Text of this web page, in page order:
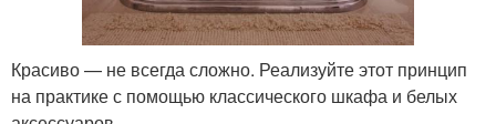
Красиво — не всегда сложно. Реализуйте этот принцип
на практике с помощью классического шкафа и белых